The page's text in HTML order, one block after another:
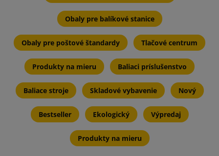
Obaly pre balíkové stanice
Obaly pre poštové štandardy Tlačové centrum
Produkty na mieru Baliaci príslušenstvo
Baliace stroje Skladové vybavenie Nový
Bestseller Ekologický Výpredaj
Produkty na mieru